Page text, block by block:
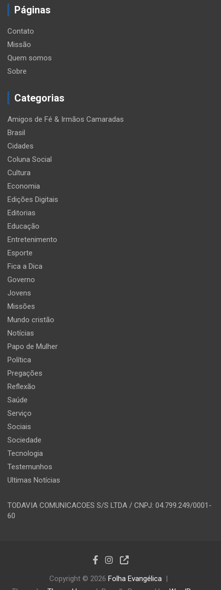
Páginas
Contato
Missão
Quem somos
Sobre
Categorias
Amigos de Fé & Irmãos Camaradas
Brasil
Cidades
Coluna Social
Cultura
Economia
Edições Digitais
Editorias
Educação
Entretenimento
Esporte
Fica a Dica
Governo
Jovens
Missões
Mundo cristão
Notícias
Papo de Mulher
Política
Pregações
Reflexão
Saúde
Serviço
Sociais
Sociedade
Tecnologia
Testemunhos
Ultimas Notícias
TODAVIA COMUNICACOES S/S LTDA / CNPJ: 04.799.249/0001-
60
Copyright © 2026 Folha Evangélica